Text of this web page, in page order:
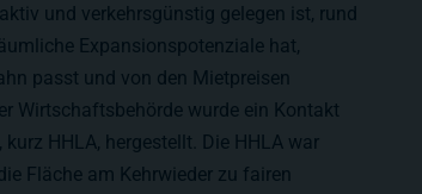
und verkehrsgünstig gelegen ist, rund
Expansionspotenziale hat,
passt und von den Mietpreisen
Wirtschaftsbehörde wurde ein Kontakt
HHLA, hergestellt. Die HHLA war
Fläche am Kehrwieder zu fairen